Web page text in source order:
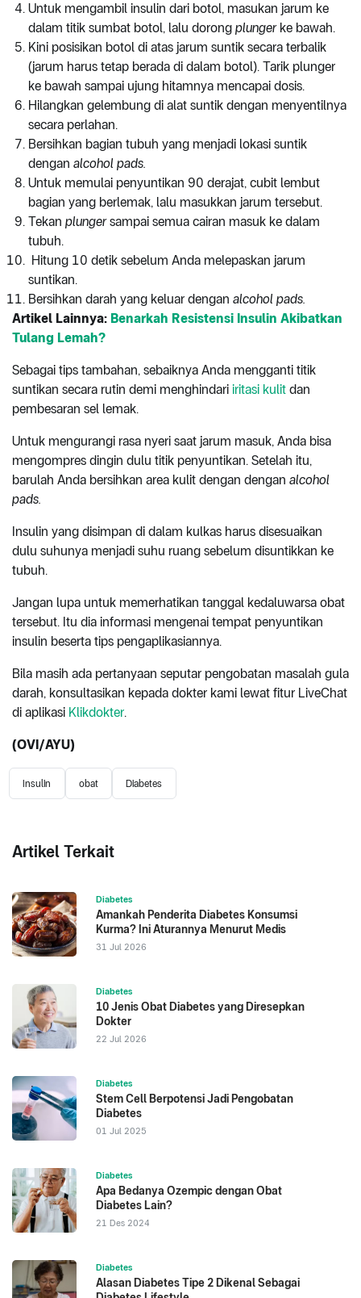
Untuk mengambil insulin dari botol, masukan jarum ke
dalam titik sumbat botol, lalu dorong plunger ke bawah.
Kini posisikan botol di atas jarum suntik secara terbalik
(jarum harus tetap berada di dalam botol). Tarik plunger
ke bawah sampai ujung hitamnya mencapai dosis.
Hilangkan gelembung di alat suntik dengan menyentilnya
secara perlahan.
Bersihkan bagian tubuh yang menjadi lokasi suntik
dengan alcohol pads.
Untuk memulai penyuntikan 90 derajat, cubit lembut
bagian yang berlemak, lalu masukkan jarum tersebut.
Tekan plungersampai semua cairan masuk ke dalam
tubuh.
Hitung 10 detik sebelum Anda melepaskan jarum
suntikan.
Bersihkan darah yang keluar dengan alcohol pads.
Artikel Lainnya: Benarkah Resistensi Insulin Akibatkan
Tulang Lemah?
Sebagai tips tambahan, sebaiknya Anda mengganti titik
suntikan secara rutin demi menghindari iritasi kulit dan
pembesaran sel lemak.
Untuk mengurangi rasa nyeri saat jarum masuk, Anda bisa
mengompres dingin dulu titik penyuntikan. Setelah itu,
barulah Anda bersihkan area kulit dengan dengan alcohol
pads.
Insulin yang disimpan di dalam kulkas harus disesuaikan
dulu suhunya menjadi suhu ruang sebelum disuntikkan ke
tubuh.
Jangan lupa untuk memerhatikan tanggal kedaluwarsa obat
tersebut. Itu dia informasi mengenai tempat penyuntikan
insulin beserta tips pengaplikasiannya.
Bila masih ada pertanyaan seputar pengobatan masalah gula
darah, konsultasikan kepada dokter kami lewat fitur LiveChat
di aplikasi Klikdokter.
(OVI/AYU)
Insulin obat Diabetes
Artikel Terkait
Diabetes
Amankah Penderita Diabetes Konsumsi
Kurma? Ini Aturannya Menurut Medis
31 Jul 2026
Diabetes
10 Jenis Obat Diabetes yang Diresepkan
Dokter
22 Jul 2026
Diabetes
Stem Cell Berpotensi Jadi Pengobatan
Diabetes
01 Jul 2025
Diabetes
Apa Bedanya Ozempic dengan Obat
Diabetes Lain?
21 Des 2024
Diabetes
Alasan Diabetes Tipe 2 Dikenal Sebagai